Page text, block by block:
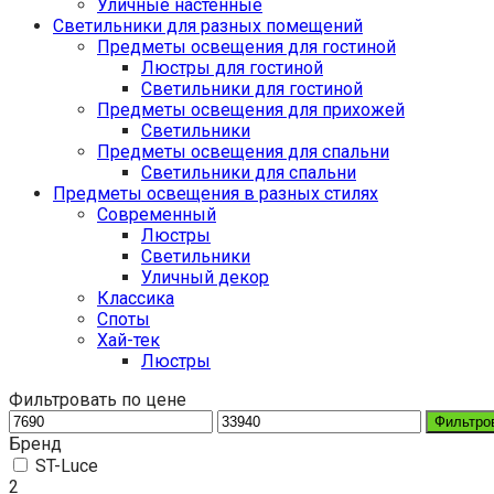
Уличные настенные
Светильники для разных помещений
Предметы освещения для гостиной
Люстры для гостиной
Светильники для гостиной
Предметы освещения для прихожей
Светильники
Предметы освещения для спальни
Светильники для спальни
Предметы освещения в разных стилях
Cовременный
Люстры
Светильники
Уличный декор
Классика
Споты
Хай-тек
Люстры
Фильтровать по цене
Бренд
ST-Luce
2